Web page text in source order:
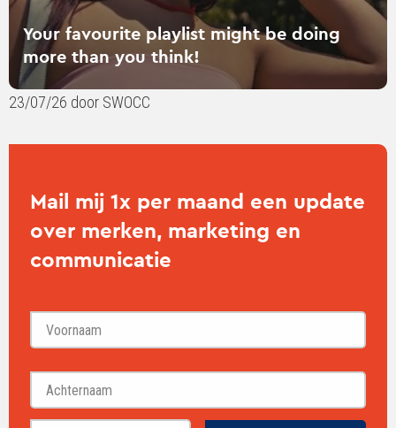
Your favourite playlist might be doing
more than you think!
23/07/26 door SWOCC
Mail mij 1x per maand een update
over merken, marketing en
communicatie
Voornaam